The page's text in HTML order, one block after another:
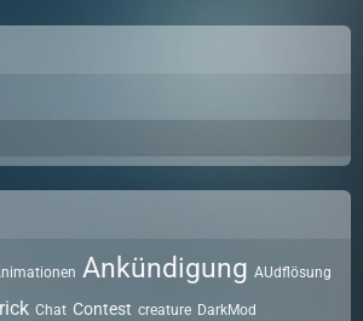
Ankündigung AUdflösung
Chat Contest creature DarkMod